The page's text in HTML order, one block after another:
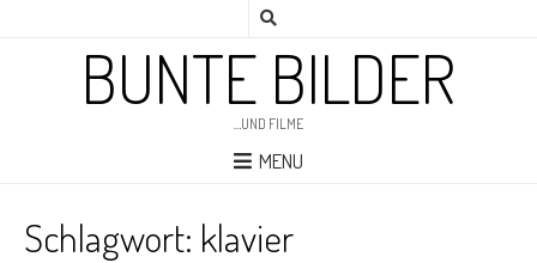
BUNTE BILDER
…UND FILME
MENU
Schlagwort: klavier